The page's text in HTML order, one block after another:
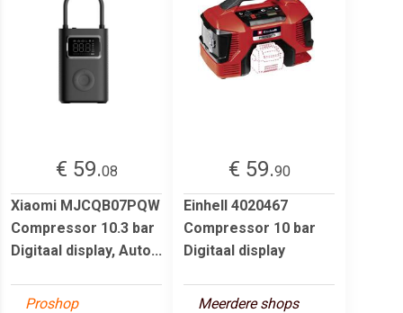
€ 59.08
Xiaomi MJCQB07PQW
Compressor 10.3 bar
Digitaal display, Auto...
Proshop
€ 59.90
Einhell 4020467
Compressor 10 bar
Digitaal display
Meerdere shops